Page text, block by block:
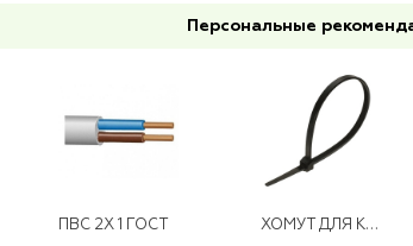
Персональные
ПВС 2Х 1 ГОСТ ХОМУТ ДЛЯ КАБЕЛЯ ЧЕРН. 4,0 Х200